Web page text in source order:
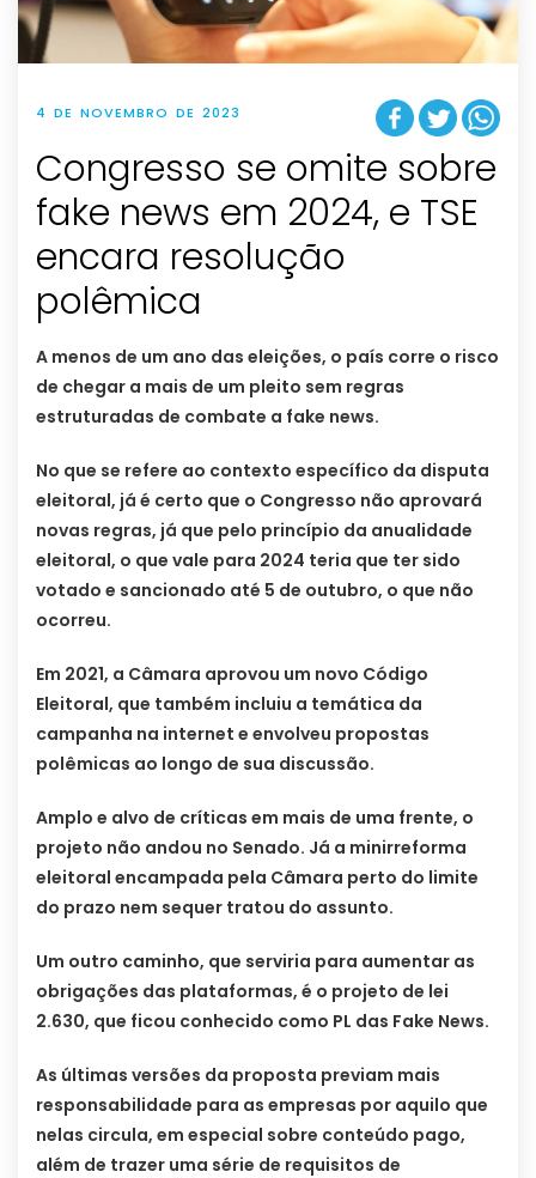
4 DE NOVEMBRO DE 2023
Congresso se omite sobre
fake news em 2024, e TSE
encara resolução
polêmica
A menos de um ano das eleições, o país corre o risco
de chegar a mais de um pleito sem regras
estruturadas de combate a fake news.
No que se refere ao contexto específico da disputa
eleitoral, já é certo que o Congresso não aprovará
novas regras, já que pelo princípio da anualidade
eleitoral, o que vale para 2024 teria que ter sido
votado e sancionado até 5 de outubro, o que não
ocorreu.
Em 2021, a Câmara aprovou um novo Código
Eleitoral, que também incluiu a temática da
campanha na internet e envolveu propostas
polêmicas ao longo de sua discussão.
Amplo e alvo de críticas em mais de uma frente, o
projeto não andou no Senado. Já a minirreforma
eleitoral encampada pela Câmara perto do limite
do prazo nem sequer tratou do assunto.
Um outro caminho, que serviria para aumentar as
obrigações das plataformas, é o projeto de lei
2.630, que ficou conhecido como PL das Fake News.
As últimas versões da proposta previam mais
responsabilidade para as empresas por aquilo que
nelas circula, em especial sobre conteúdo pago,
além de trazer uma série de requisitos de